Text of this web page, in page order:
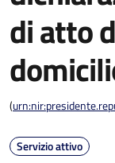
di atto
(
Servizio attivo